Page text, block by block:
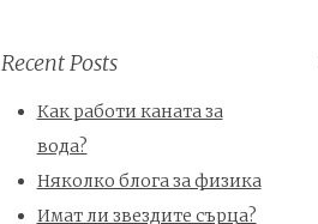
Recent Posts
Как работи каната за
вода?
Няколко блога за физика
Имат ли звездите сърца?